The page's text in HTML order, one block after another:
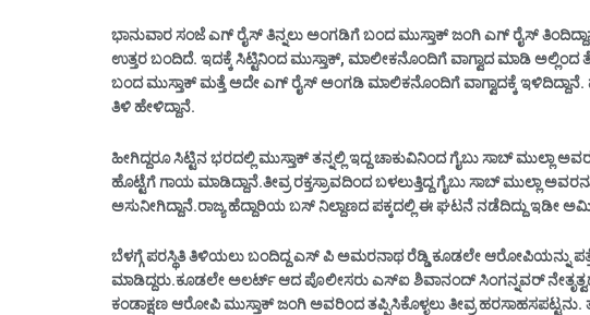
ಭಾನುವಾರ ಸಂಜೆ ಎಗ್ ರೈಸ್ ತಿನ್ನಲು ಅಂಗಡಿಗೆ ಬಂದ ಮುಸ್ತಾಕ್ ಜಂಗಿ ಎಗ್ ರೈಸ್
ಉತ್ತರ ಬಂದಿದೆ. ಇದಕ್ಕೆ ಸಿಟ್ಟಿನಿಂದ ಮುಸ್ತಾಕ್, ಮಾಲೀಕನೊಂದಿಗೆ ವಾಗ್ವಾದ ಮಾಡಿ
ಬಂದ ಮುಸ್ತಾಕ್ ಮತ್ತೆ ಅದೇ ಎಗ್ ರೈಸ್ ಅಂಗಡಿ ಮಾಲಿಕನೊಂದಿಗೆ ವಾಗ್ವಾದಕ್ಕೆ
ತಿಳಿ ಹೇಳಿದ್ದಾನೆ.
ಹೀಗಿದ್ದರೂ ಸಿಟ್ಟಿನ ಭರದಲ್ಲಿ ಮುಸ್ತಾಕ್ ತನ್ನಲ್ಲಿ ಇದ್ದ ಚಾಕುವಿನಿಂದ ಗೈಬು ಸಾಬ್ ಮುಲ್ಲಾ
ಹೊಟ್ಟೆಗೆ ಗಾಯ ಮಾಡಿದ್ದಾನೆ.ತೀವ್ರ ರಕ್ತಸ್ರಾವದಿಂದ ಬಳಲುತ್ತಿದ್ದ ಗೈಬು ಸಾಬ್ ಮುಲ್ಲಾ
ಅಸುನೀಗಿದ್ದಾನೆ.ರಾಜ್ಯ ಹೆದ್ದಾರಿಯ ಬಸ್ ನಿಲ್ದಾಣದ ಪಕ್ಕದಲ್ಲಿ ಈ ಘಟನೆ ನಡೆದಿದ್ದು ಇಡೀ
ಬೆಳಗ್ಗೆ ಪರಸ್ಥಿತಿ ತಿಳಿಯಲು ಬಂದಿದ್ದ ಎಸ್ ಪಿ ಅಮರನಾಥ ರೆಡ್ಡಿ ಕೂಡಲೇ ಆರೋಪಿಯನ್ನು
ಮಾಡಿದ್ದರು.ಕೂಡಲೇ ಅಲರ್ಟ್ ಆದ ಪೊಲೀಸರು ಎಸ್‌ಐ ಶಿವಾನಂದ್ ಸಿಂಗನ್ನವರ್
ಕಂಡಾಕ್ಷಣ ಆರೋಪಿ ಮುಸ್ತಾಕ್ ಜಂಗಿ ಅವರಿಂದ ತಪ್ಪಿಸಿಕೊಳ್ಳಲು ತೀವ್ರ